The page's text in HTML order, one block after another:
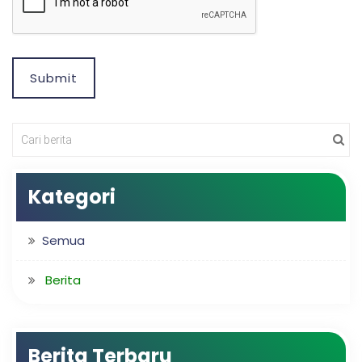
Submit
Kategori
Semua
Berita
Berita Terbaru